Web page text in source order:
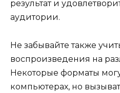
результат и
аудитории.
Не забывайте также
воспроизведения на
Некоторые форматы
компьютерах, но